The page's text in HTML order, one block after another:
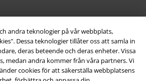
andra teknologier på vår webbplats,
Dessa teknologier tillåter oss att samla in
deras beteende och deras enheter. Vissa
medan andra kommer från våra partners. Vi
cookies för att säkerställa webbplatsens